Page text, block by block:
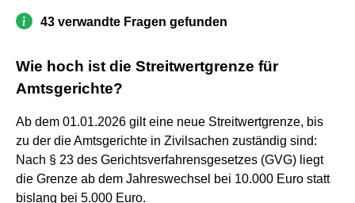
43 verwandte Fragen gefunden
Wie hoch ist die Streitwertgrenze für
Amtsgerichte?
Ab dem 01.01.2026 gilt eine neue Streitwertgrenze, bis
zu der die Amtsgerichte in Zivilsachen zuständig sind:
Nach § 23 des Gerichtsverfahrensgesetzes (GVG) liegt
die Grenze ab dem Jahreswechsel bei 10.000 Euro statt
bislang bei 5.000 Euro.